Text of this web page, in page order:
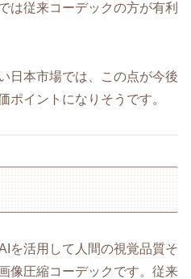
は従来コーデックの方が有利
日本市場では、この点が今後
ポイントになりそうです。
を活用して人間の視覚品質そ
像圧縮コーデックです。従来